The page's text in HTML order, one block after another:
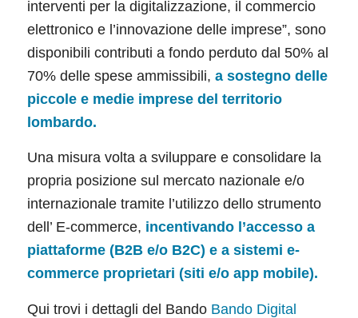
interventi per la digitalizzazione, il commercio
elettronico e l’innovazione delle imprese”, sono
disponibili contributi a fondo perduto dal 50% al
70% delle spese ammissibili, a sostegno delle
piccole e medie imprese del territorio
lombardo.
Una misura volta a sviluppare e consolidare la
propria posizione sul mercato nazionale e/o
internazionale tramite l’utilizzo dello strumento
dell’ E-commerce, incentivando l’accesso a
piattaforme (B2B e/o B2C) e a sistemi e-
commerce proprietari (siti e/o app mobile).
Qui trovi i dettagli del Bando Bando Digital